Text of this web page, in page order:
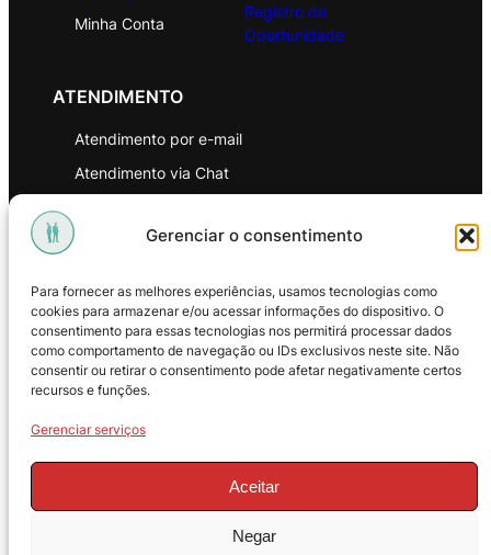
Gerenciar o consentimento
Para fornecer as melhores experiências, usamos tecnologias como
cookies para armazenar e/ou acessar informações do dispositivo. O
consentimento para essas tecnologias nos permitirá processar dados
como comportamento de navegação ou IDs exclusivos neste site. Não
consentir ou retirar o consentimento pode afetar negativamente certos
recursos e funções.
Gerenciar serviços
Aceitar
Negar
Minha Conta
Registro de
Oportunidade
ATENDIMENTO
Atendimento por e-mail
Atendimento via Chat
Política de Privacidade
Política de Troca e Devoluções
Política de Reembolso